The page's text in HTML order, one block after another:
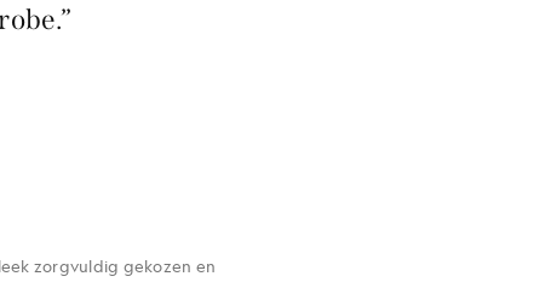
zorgvuldig gekozen en